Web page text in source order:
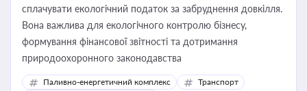
сплачувати екологічний податок за забруднення довкілля.
Вона важлива для екологічного контролю бізнесу,
формування фінансової звітності та дотримання
природоохоронного законодавства
Паливно-енергетичний комплекс
Транспорт